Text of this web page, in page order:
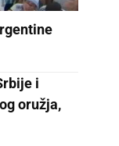
i
oružja,